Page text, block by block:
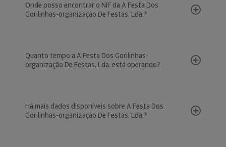
Onde posso encontrar o NIF da A Festa Dos
Gorilinhas-organização De Festas, Lda.?
Quanto tempo a A Festa Dos Gorilinhas-
organização De Festas, Lda. está operando?
Há mais dados disponíveis sobre A Festa Dos
Gorilinhas-organização De Festas, Lda.?